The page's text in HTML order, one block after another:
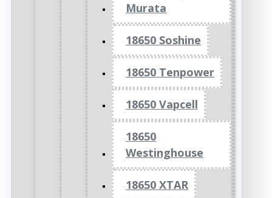
Murata
18650 Soshine
18650 Tenpower
18650 Vapcell
18650
Westinghouse
18650 XTAR